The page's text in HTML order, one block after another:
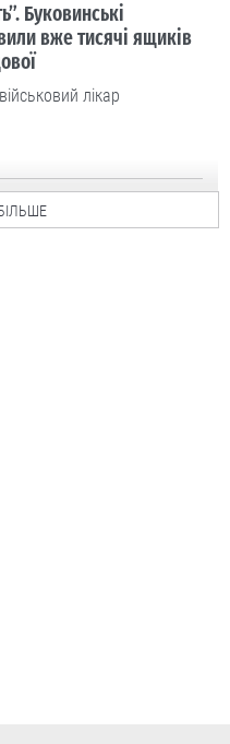
Буковинські
вже тисячі ящиків
лікар